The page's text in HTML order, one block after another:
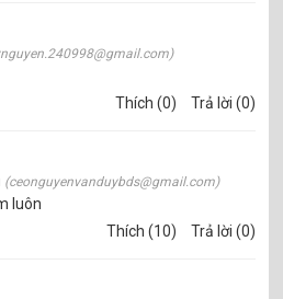
Thích (0)
Trả lời (0)
(ceonguyenvanduybds@gmail.com)
luôn
Thích (10)
Trả lời (0)